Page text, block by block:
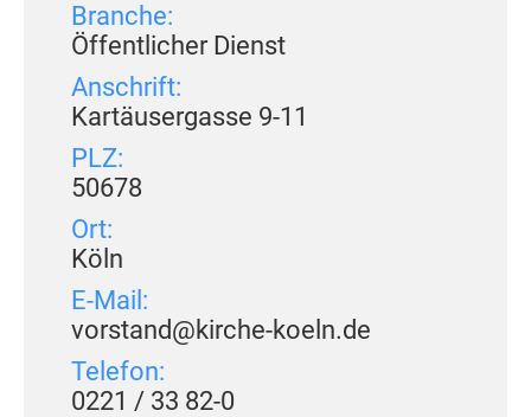
Branche:
Öffentlicher Dienst
Anschrift:
Kartäusergasse 9-11
PLZ:
50678
Ort:
Köln
E-Mail:
vorstand@kirche-koeln.de
Telefon:
0221 / 33 82-0